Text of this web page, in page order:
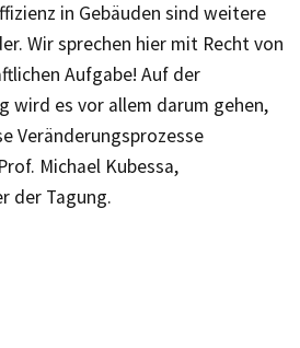
in Gebäuden sind weitere
Wir sprechen hier mit Recht von
Aufgabe! Auf der
wird es vor allem darum gehen,
Veränderungsprozesse
Michael Kubessa,
der Tagung.